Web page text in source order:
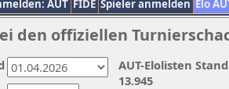
AUT FIDE Spieler anmelden Elo
den offiziellen
AUT-Elolisten
13.945